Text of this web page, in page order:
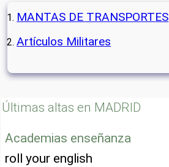
MANTAS DE TRANSPORTES
Artículos Militares
Últimas altas en MADRID
Academias enseñanza
roll your english